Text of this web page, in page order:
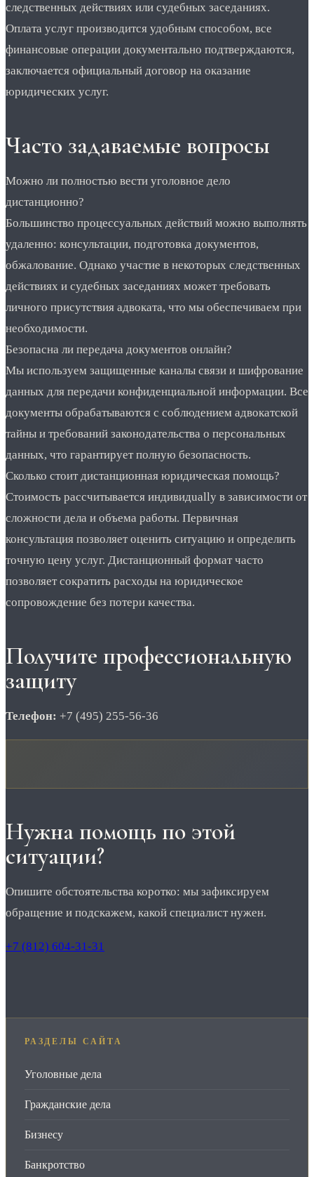
следственных действиях или судебных заседаниях.
Оплата услуг производится удобным способом, все
финансовые операции документально подтверждаются,
заключается официальный договор на оказание
юридических услуг.
Часто задаваемые вопросы
Можно ли полностью вести уголовное дело
дистанционно?
Большинство процессуальных действий можно выполнять
удаленно: консультации, подготовка документов,
обжалование. Однако участие в некоторых следственных
действиях и судебных заседаниях может требовать
личного присутствия адвоката, что мы обеспечиваем при
необходимости.
Безопасна ли передача документов онлайн?
Мы используем защищенные каналы связи и шифрование
данных для передачи конфиденциальной информации. Все
документы обрабатываются с соблюдением адвокатской
тайны и требований законодательства о персональных
данных, что гарантирует полную безопасность.
Сколько стоит дистанционная юридическая помощь?
Стоимость рассчитывается индивидually в зависимости от
сложности дела и объема работы. Первичная
консультация позволяет оценить ситуацию и определить
точную цену услуг. Дистанционный формат часто
позволяет сократить расходы на юридическое
сопровождение без потери качества.
Получите профессиональную
защиту
Телефон: +7 (495) 255-56-36
Нужна помощь по этой
ситуации?
Опишите обстоятельства коротко: мы зафиксируем
обращение и подскажем, какой специалист нужен.
+7 (812) 604-31-31
РАЗДЕЛЫ САЙТА
Уголовные дела
Гражданские дела
Бизнесу
Банкротство